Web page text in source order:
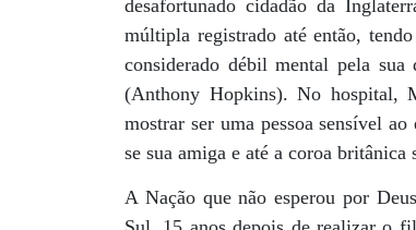
desafortunado cidadão da
múltipla registrado até então,
considerado débil mental pela
(Anthony Hopkins). No hospital,
mostrar ser uma pessoa sensível
se sua amiga e até a coroa britânica
A Nação que não esperou por